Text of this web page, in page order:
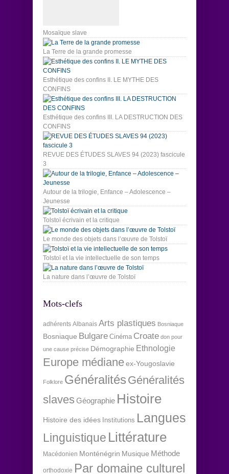
Mosaïque slave
La Terre de la grande promesse
Esthétique des confins II. LE MYTHE DES
CONFINS
Esthétique des confins III. LA DESTRUCTION DES
CONFINS
REVUE DES ÉTUDES SLAVES 94 (2023) fascicule
3
Autour de la trilogie, Enfance – Adolescence –
Jeunesse
Tolstoï écrivain et la critique
Le monde des objets dans l’œuvre de Tolstoï
Tolstoï et la vie intellectuelle de son temps
La nature dans l’œuvre de Tolstoï
Mots-clefs
adhérents Albanais Arts plastiques Bosniaque
Bosniaque Bulgare Cinéma Croate don pour
une cause précise Démographie Ethnologie
Europe médianeex-Yougoslavie
Folklore Généralités Généralités
slaves Géographie Histoire
Histoire des idées Institutions Langues
Linguistique Littérature
Macédonien Monténégrin Musique Méthode
orthodoxie Par domaine culturel